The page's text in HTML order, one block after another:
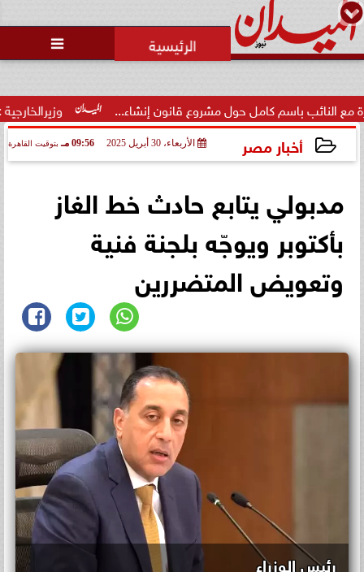

وزيرالخارجية : باسم كامل حول مشروع قانون إنشاء...
أخبار مصر الأربعاء، 30 أبريل 2025 09:56 مـ بتوقيت القاهرة
مدبولي يتابع حادث خط الغاز
بأكتوبر ويوجّه بلجنة فنية
وتعويض المتضررين
رئيس الوزراء